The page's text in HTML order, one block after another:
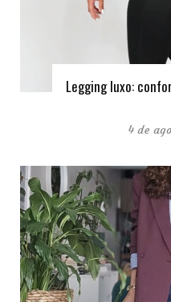
Legging luxo:
4 de